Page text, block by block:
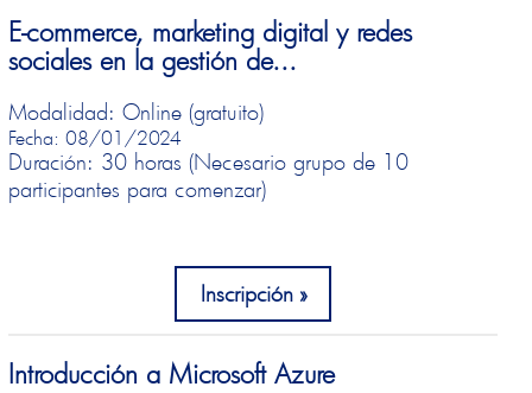
E-commerce, marketing digital y redes
sociales en la gestión de...
Modalidad: Online (gratuito)
Fecha: 08/01/2024
Duración: 30 horas (Necesario grupo de 10
participantes para comenzar)
Inscripción
Introducción a Microsoft Azure